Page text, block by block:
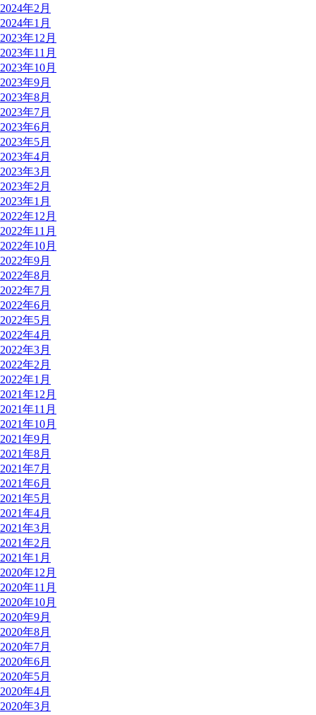
2024年2月
2024年1月
2023年12月
2023年11月
2023年10月
2023年9月
2023年8月
2023年7月
2023年6月
2023年5月
2023年4月
2023年3月
2023年2月
2023年1月
2022年12月
2022年11月
2022年10月
2022年9月
2022年8月
2022年7月
2022年6月
2022年5月
2022年4月
2022年3月
2022年2月
2022年1月
2021年12月
2021年11月
2021年10月
2021年9月
2021年8月
2021年7月
2021年6月
2021年5月
2021年4月
2021年3月
2021年2月
2021年1月
2020年12月
2020年11月
2020年10月
2020年9月
2020年8月
2020年7月
2020年6月
2020年5月
2020年4月
2020年3月